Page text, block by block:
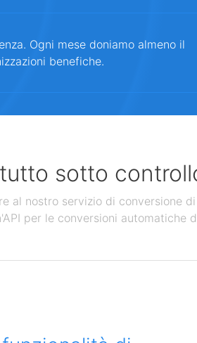
Ogni mese doniamo almeno il
benefiche.
sotto
al nostro servizio di conversione
per le conversioni automatiche